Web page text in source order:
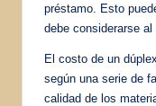
préstamo. Esto
debe considerarse al
El costo de un
según una serie de
calidad de los